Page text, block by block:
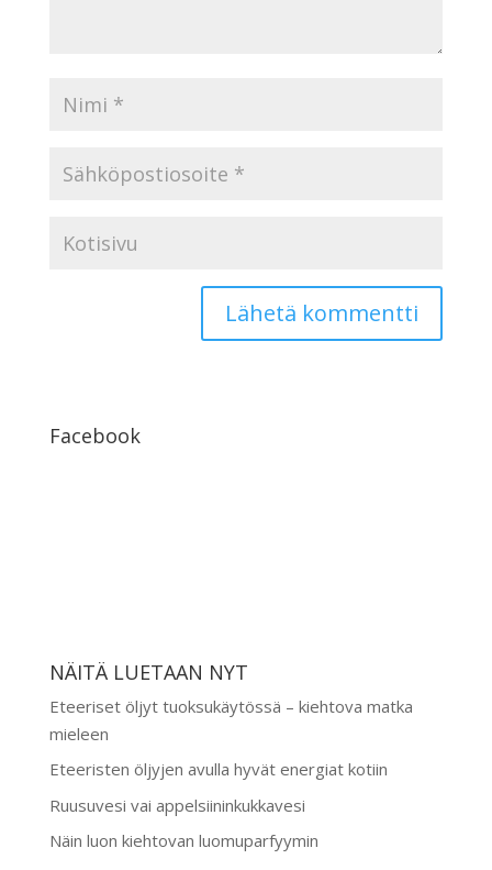
Facebook
NÄITÄ LUETAAN NYT
Eteeriset öljyt tuoksukäytössä – kiehtova matka
mieleen
Eteeristen öljyjen avulla hyvät energiat kotiin
Ruusuvesi vai appelsiininkukkavesi
Näin luon kiehtovan luomuparfyymin